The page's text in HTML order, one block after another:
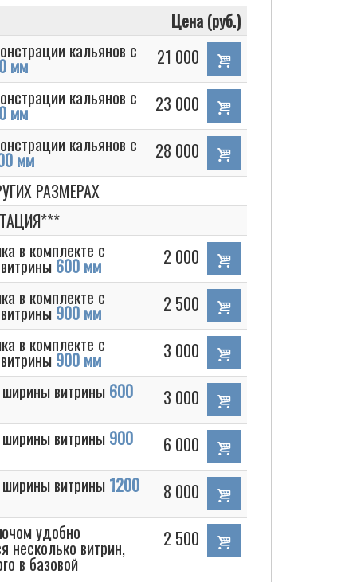
Цена (руб.)
кальянов с
мм
21 000
кальянов с
мм
23 000
кальянов с
мм
28 000
РАЗМЕРАХ
в комплекте с
600 мм
2 000
в комплекте с
900 мм
2 500
в комплекте с
900 мм
3 000
витрины 600
3 000
витрины 900
6 000
витрины 1200
8 000
удобно
несколько витрин,
в базовой
2 500